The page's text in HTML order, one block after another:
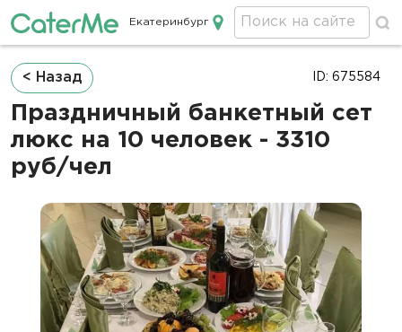
Кейтеринг в Екатеринбурге
Екатеринбург
Строка
навигации
< Назад
Праздничный банкетный сет
люкс на 10 человек - 3310
руб/чел
ID: 675584